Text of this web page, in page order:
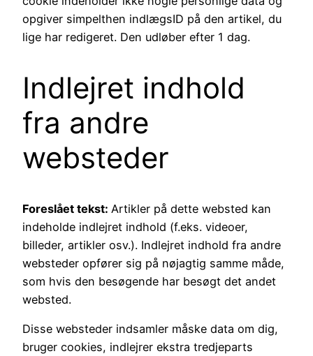
opgiver simpelthen indlægsID på den artikel, du
lige har redigeret. Den udløber efter 1 dag.
Indlejret indhold
fra andre
websteder
Foreslået tekst: Artikler på dette websted kan
indeholde indlejret indhold (f.eks. videoer,
billeder, artikler osv.). Indlejret indhold fra andre
websteder opfører sig på nøjagtig samme måde,
som hvis den besøgende har besøgt det andet
websted.
Disse websteder indsamler måske data om dig,
bruger cookies, indlejrer ekstra tredjeparts